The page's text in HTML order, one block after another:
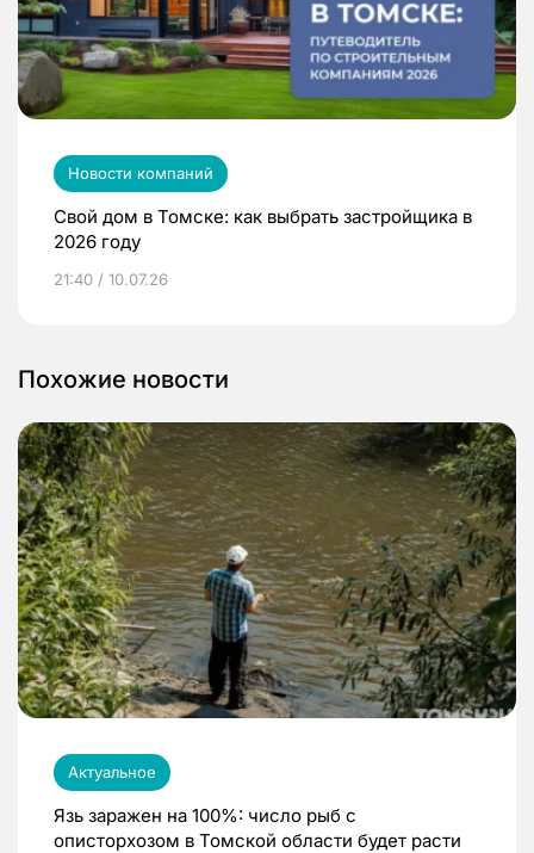
Новости компаний
Свой дом в Томске: как выбрать застройщика в
2026 году
21:40 / 10.07.26
Похожие новости
Актуальное
Язь заражен на 100%: число рыб с
описторхозом в Томской области будет расти